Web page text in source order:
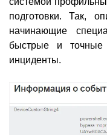
подготовки. Так,
начинающие
быстрые и
инциденты.